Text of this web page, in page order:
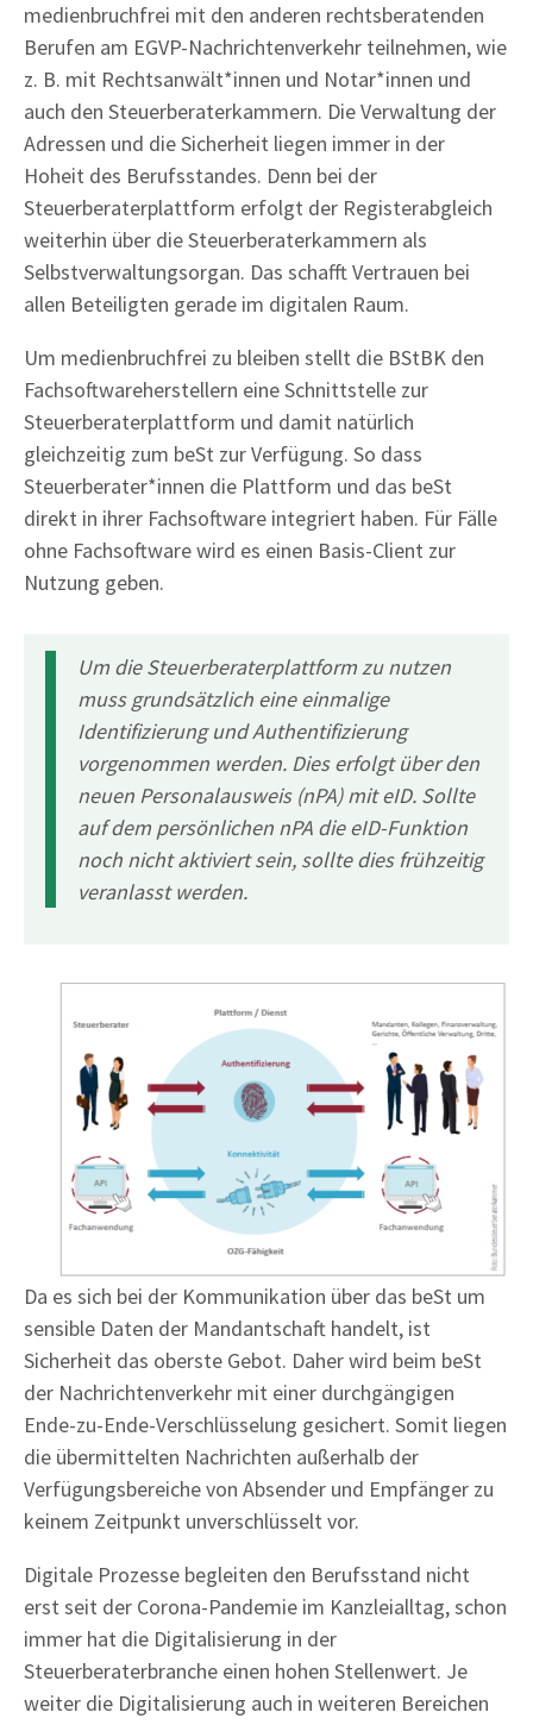
medienbruchfrei mit den anderen rechtsberatenden
Berufen am EGVP-Nachrichtenverkehr teilnehmen, wie
z. B. mit Rechtsanwält*innen und Notar*innen und
auch den Steuerberaterkammern. Die Verwaltung der
Adressen und die Sicherheit liegen immer in der
Hoheit des Berufsstandes. Denn bei der
Steuerberaterplattform erfolgt der Registerabgleich
weiterhin über die Steuerberaterkammern als
Selbstverwaltungsorgan. Das schafft Vertrauen bei
allen Beteiligten gerade im digitalen Raum.
Um medienbruchfrei zu bleiben stellt die BStBK den
Fachsoftwareherstellern eine Schnittstelle zur
Steuerberaterplattform und damit natürlich
gleichzeitig zum beSt zur Verfügung. So dass
Steuerberater*innen die Plattform und das beSt
direkt in ihrer Fachsoftware integriert haben. Für Fälle
ohne Fachsoftware wird es einen Basis-Client zur
Nutzung geben.
Um die Steuerberaterplattform zu nutzen
muss grundsätzlich eine einmalige
Identifizierung und Authentifizierung
vorgenommen werden. Dies erfolgt über den
neuen Personalausweis (nPA) mit eID. Sollte
auf dem persönlichen nPA die eID-Funktion
noch nicht aktiviert sein, sollte dies frühzeitig
veranlasst werden.
Da es sich bei der Kommunikation über das beSt um
sensible Daten der Mandantschaft handelt, ist
Sicherheit das oberste Gebot. Daher wird beim beSt
der Nachrichtenverkehr mit einer durchgängigen
Ende-zu-Ende-Verschlüsselung gesichert. Somit liegen
die übermittelten Nachrichten außerhalb der
Verfügungsbereiche von Absender und Empfänger zu
keinem Zeitpunkt unverschlüsselt vor.
Digitale Prozesse begleiten den Berufsstand nicht
erst seit der Corona-Pandemie im Kanzleialltag, schon
immer hat die Digitalisierung in der
Steuerberaterbranche einen hohen Stellenwert. Je
weiter die Digitalisierung auch in weiteren Bereichen